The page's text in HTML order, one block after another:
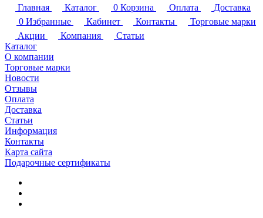
Главная
Каталог 0 Корзина Оплата
Доставка
0 Избранные Кабинет Контакты
Торговые марки
Акции
Компания
Статьи
Каталог
О компании
Торговые марки
Новости
Отзывы
Оплата
Доставка
Статьи
Информация
Контакты
Карта сайта
Подарочные сертификаты